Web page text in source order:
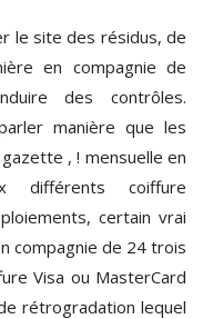
le site des résidus, de
en compagnie de
des contrôles.
manière que les
, ! mensuelle en
différents coiffure
certain vrai
compagnie de 24 trois
Visa ou MasterCard
rétrogradation lequel